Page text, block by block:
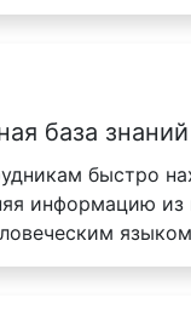
база знаний
быстро
информацию из